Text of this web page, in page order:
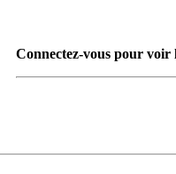
Connectez-vous pour voir